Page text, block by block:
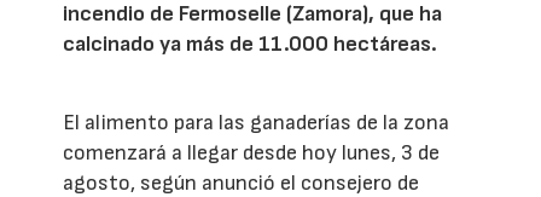
incendio de Fermoselle (Zamora), que ha
calcinado ya más de 11.000 hectáreas.
El alimento para las ganaderías de la zona
comenzará a llegar desde hoy lunes, 3 de
agosto, según anunció el consejero de